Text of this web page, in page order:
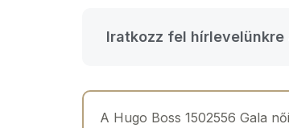
Iratkozz fel
A Hugo Boss 1502556 Gala